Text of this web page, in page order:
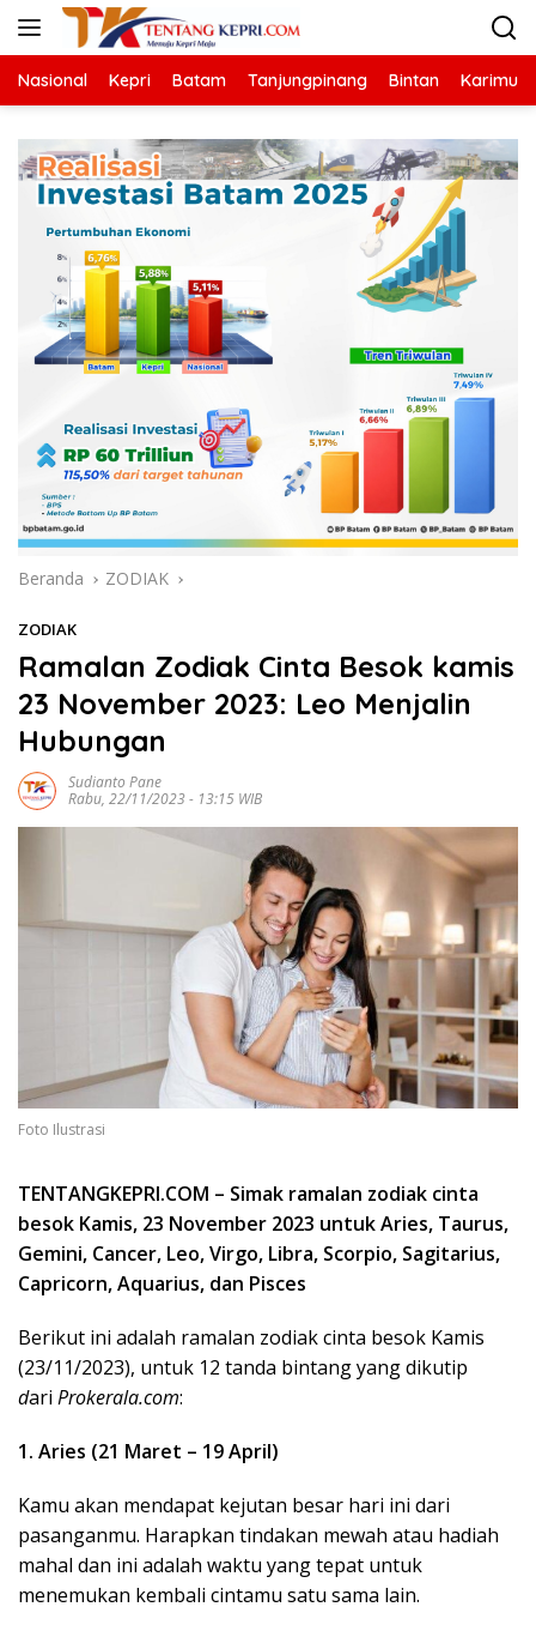
Langsung
Nasional Kepri Batam Tanjungpinang Bintan Karimun
Beranda ZODIAK
ZODIAK
Ramalan Zodiak Cinta Besok kamis
23 November 2023: Leo Menjalin
Hubungan
Sudianto Pane
Rabu, 22/11/2023 - 13:15 WIB
Foto Ilustrasi
TENTANGKEPRI.COM – Simak ramalan zodiak cinta
besok Kamis, 23 November 2023 untuk Aries, Taurus,
Gemini, Cancer, Leo, Virgo, Libra, Scorpio, Sagitarius,
Capricorn, Aquarius, dan Pisces
Berikut ini adalah ramalan zodiak cinta besok Kamis
(23/11/2023), untuk 12 tanda bintang yang dikutip
dari Prokerala.com:
1. Aries (21 Maret – 19 April)
Kamu akan mendapat kejutan besar hari ini dari
pasanganmu. Harapkan tindakan mewah atau hadiah
mahal dan ini adalah waktu yang tepat untuk
menemukan kembali cintamu satu sama lain.